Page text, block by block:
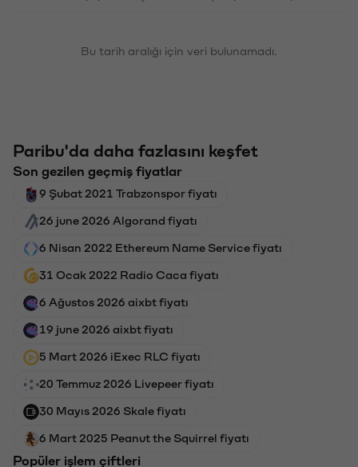
Bu tarih aralığı için veri bulunamadı.
Paribu'da daha fazlasını keşfet
Son gezilen geçmiş fiyatlar
9 Şubat 2021 Trabzonspor fiyatı
26 june 2026 Algorand fiyatı
6 Nisan 2022 Ethereum Name Service fiyatı
31 Ocak 2022 Radio Caca fiyatı
6 Ağustos 2026 aixbt fiyatı
19 june 2026 aixbt fiyatı
5 Mart 2026 iExec RLC fiyatı
20 Temmuz 2026 Livepeer fiyatı
30 Mayıs 2026 Skale fiyatı
6 Mart 2025 Peanut the Squirrel fiyatı
Popüler işlem çiftleri